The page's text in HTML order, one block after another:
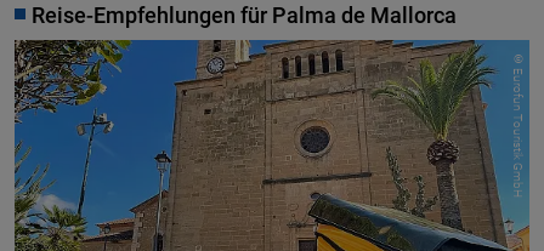
Reise-Empfehlungen für Palma de Mallorca
© Eurofun Touristik GmbH